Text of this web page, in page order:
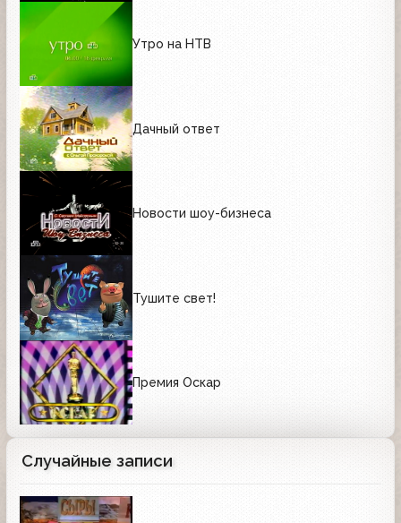
Утро на НТВ
Дачный ответ
Новости шоу-бизнеса
Тушите свет!
Премия Оскар
Случайные записи